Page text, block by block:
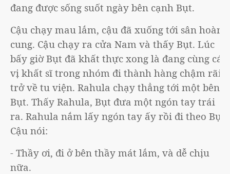
đang được sống suốt ngày bên cạnh Bụt.
Cậu chạy mau lắm, cậu đã xuống tới sân hoàng
cung. Cậu chạy ra cửa Nam và thấy Bụt. Lúc
bấy giờ Bụt đã khất thực xong là đang cùng các
vị khất sĩ trong nhóm đi thành hàng chậm rãi
trở về tu viện. Rahula chạy thẳng tới một bên
Bụt. Thấy Rahula, Bụt đưa một ngón tay trái
ra. Rahula nắm lấy ngón tay ấy rồi đi theo Bụt.
Cậu nói:
- Thầy ơi, đi ở bên thầy mát lắm, và dễ chịu
nữa.